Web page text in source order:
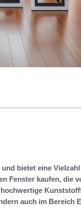
bietet eine
Fenster kaufen, die
auch im Bereich